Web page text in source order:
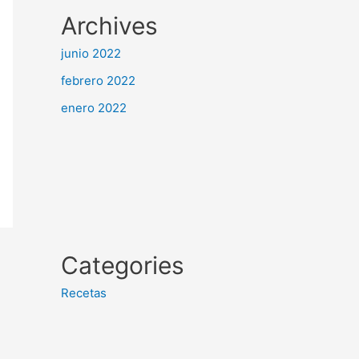
Archives
junio 2022
febrero 2022
enero 2022
Categories
Recetas